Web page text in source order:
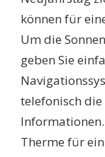
können für
Um die
geben Sie
telefonisch
Informationen.
Therme für